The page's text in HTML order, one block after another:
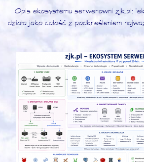
Opis ekosystemu serwerowni zjk.pl:
działa jako całość z podkreśleniem